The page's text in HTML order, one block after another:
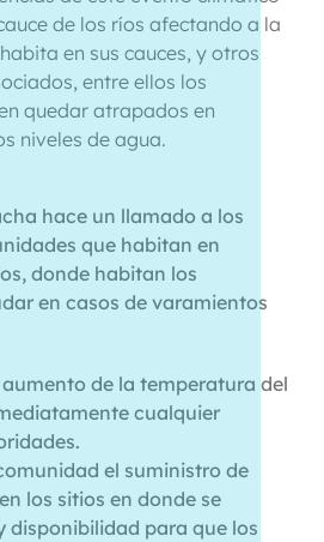
de los ríos afectando a la
en sus cauces, y otros
entre ellos los
quedar atrapados en
niveles de agua.
hace un llamado a los
que habitan en
donde habitan los
en casos de varamientos
de la temperatura del
cualquier
el suministro de
los sitios en donde se
disponibilidad para que los